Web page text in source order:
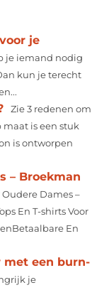
je
je iemand nodig
kun je terecht
Zie 3 redenen om
is een stuk
is ontworpen
– Broekman
Dames –
En T-shirts Voor
En
met een burn-
je